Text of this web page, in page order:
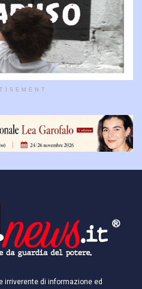
irriverente di informazione ed